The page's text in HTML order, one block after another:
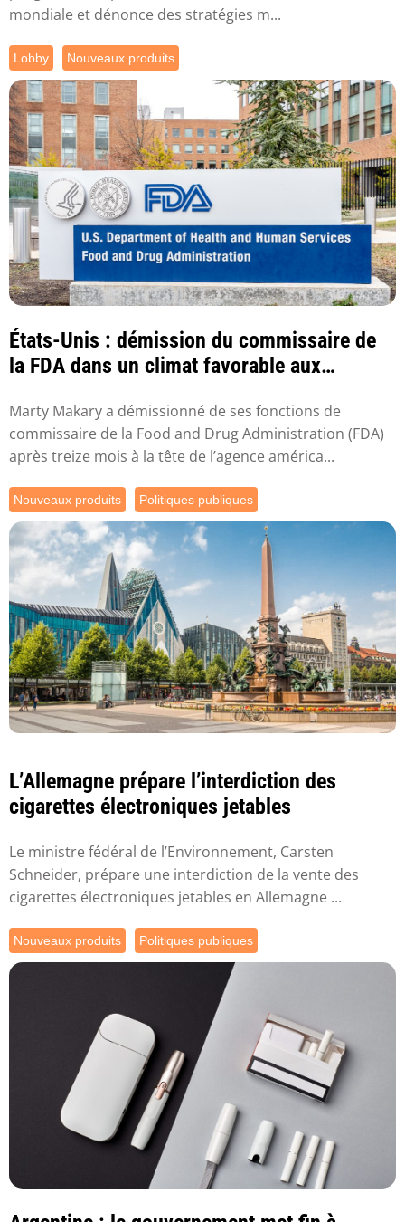
mondiale et dénonce des stratégies m...
Lobby Nouveaux produits
États-Unis : démission du commissaire de
la FDA dans un climat favorable aux
Marty Makary a démissionné de ses fonctions de
commissaire de la Food and Drug Administration (FDA)
après treize mois à la tête de l’agence américa...
Nouveaux produits Politiques publiques
L’Allemagne prépare l’interdiction des
cigarettes électroniques jetables
Le ministre fédéral de l’Environnement, Carsten
Schneider, prépare une interdiction de la vente des
cigarettes électroniques jetables en Allemagne ...
Nouveaux produits Politiques publiques